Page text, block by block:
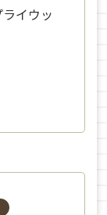
イウッ